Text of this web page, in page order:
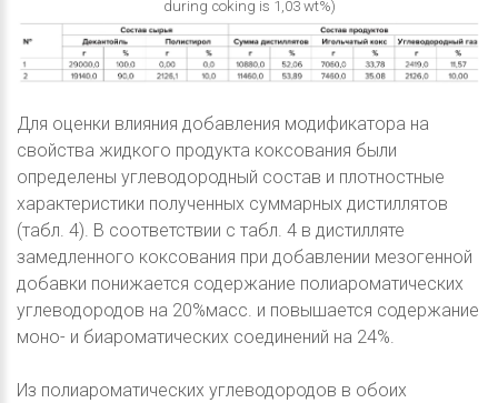
during coking is 1,03 wt%)
Для оценки влияния добавления модификатора на
свойства жидкого продукта коксования были
определены углеводородный состав и плотностные
характеристики полученных суммарных дистиллятов
(табл. 4). В соответствии с табл. 4 в дистилляте
замедленного коксования при добавлении мезогенной
добавки понижается содержание полиароматических
углеводородов на 20%масс. и повышается содержание
моно- и биароматических соединений на 24%.
Из полиароматических углеводородов в обоих